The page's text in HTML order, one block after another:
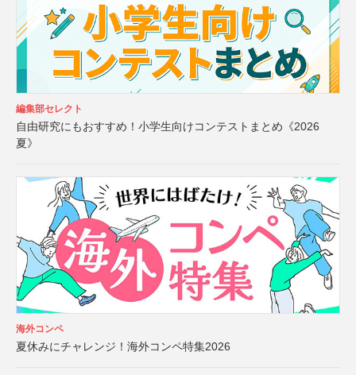
編集部セレクト
自由研究にもおすすめ！小学生向けコンテストまとめ《2026
夏》
海外コンペ
夏休みにチャレンジ！海外コンペ特集2026